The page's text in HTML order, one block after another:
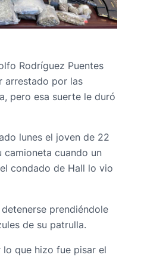
Rodríguez Puentes
arrestado por las
pero esa suerte le duró
lunes el joven de 22
camioneta cuando un
condado de Hall lo vio
prendiéndole
de su patrulla.
que hizo fue pisar el